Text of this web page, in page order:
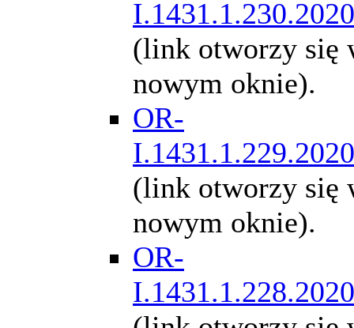
I.1431.1.230.2020
(link otworzy się
nowym oknie).
OR-
I.1431.1.229.2020
(link otworzy się
nowym oknie).
OR-
I.1431.1.228.2020